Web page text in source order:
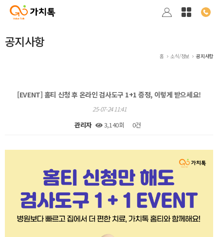
공지사항
홈 소식/정보 공지사항
[EVENT] 홈티 신청 후 온라인 검사도구 1+1 증정, 이렇게 받으세요!
25-07-24 11:41
관리자 3,140회 0건
본문